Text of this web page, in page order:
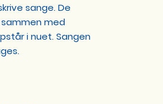
sange. De
med
i nuet. Sangen